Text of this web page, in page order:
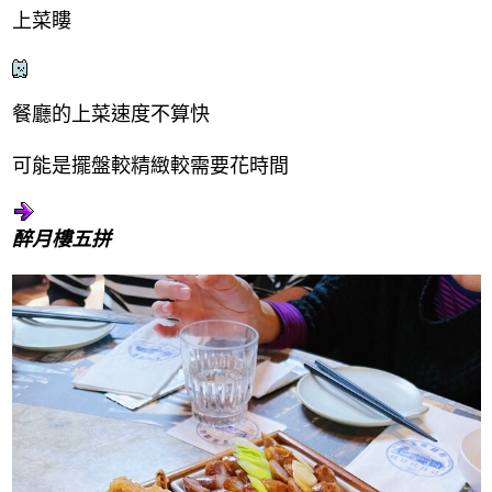
上菜瞜
餐廳的上菜速度不算快
可能是擺盤較精緻較需要花時間
醉月樓五拼